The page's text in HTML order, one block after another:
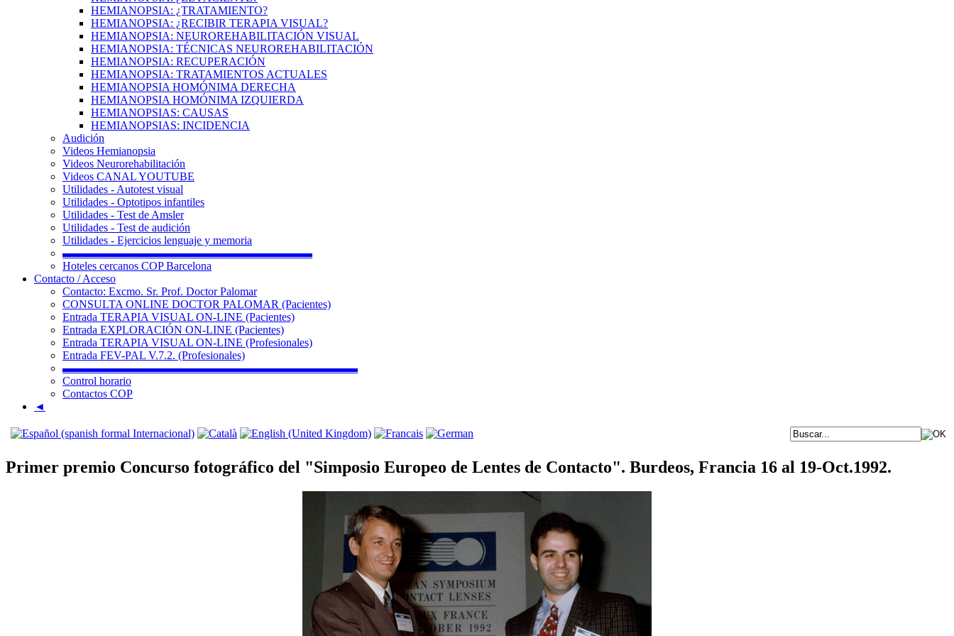
HEMIANOPSIA: ¿TRATAMIENTO?
HEMIANOPSIA: ¿RECIBIR TERAPIA VISUAL?
HEMIANOPSIA: NEUROREHABILITACIÓN VISUAL
HEMIANOPSIA: TÉCNICAS NEUROREHABILITACIÓN
HEMIANOPSIA: RECUPERACIÓN
HEMIANOPSIA: TRATAMIENTOS ACTUALES
HEMIANOPSIA HOMÓNIMA DERECHA
HEMIANOPSIA HOMÓNIMA IZQUIERDA
HEMIANOPSIAS: CAUSAS
HEMIANOPSIAS: INCIDENCIA
Audición
Videos Hemianopsia
Videos Neurorehabilitación
Videos CANAL YOUTUBE
Utilidades - Autotest visual
Utilidades - Optotipos infantiles
Utilidades - Test de Amsler
Utilidades - Test de audición
Utilidades - Ejercicios lenguaje y memoria
▬▬▬▬▬▬▬▬▬▬▬▬▬▬▬▬▬▬▬▬▬▬
Hoteles cercanos COP Barcelona
Contacto / Acceso
Contacto: Excmo. Sr. Prof. Doctor Palomar
CONSULTA ONLINE DOCTOR PALOMAR (Pacientes)
Entrada TERAPIA VISUAL ON-LINE (Pacientes)
Entrada EXPLORACIÓN ON-LINE (Pacientes)
Entrada TERAPIA VISUAL ON-LINE (Profesionales)
Entrada FEV-PAL V.7.2. (Profesionales)
▬▬▬▬▬▬▬▬▬▬▬▬▬▬▬▬▬▬▬▬▬▬▬▬▬▬
Control horario
Contactos COP
◄
Primer premio Concurso fotográfico del "Simposio Europeo de Lentes de Contacto". Burdeos, Francia 16 al 19-Oct.1992.